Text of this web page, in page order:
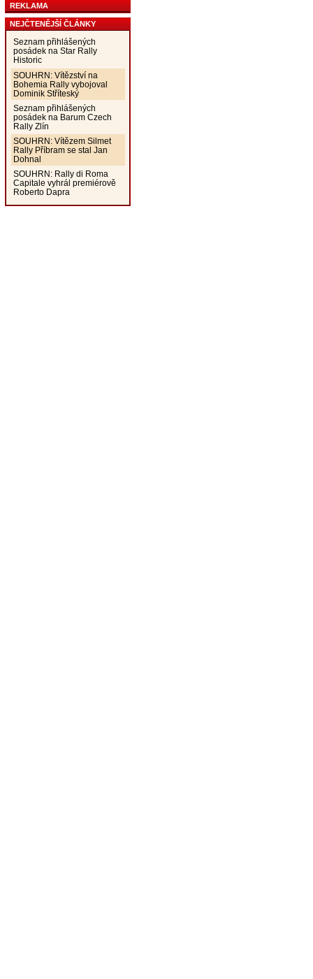
REKLAMA
NEJČTENĚJŠÍ ČLÁNKY
Seznam přihlášených
posádek na Star Rally
Historic
SOUHRN: Vítězství na
Bohemia Rally vybojoval
Dominik Stříteský
Seznam přihlášených
posádek na Barum Czech
Rally Zlín
SOUHRN: Vítězem Silmet
Rally Příbram se stal Jan
Dohnal
SOUHRN: Rally di Roma
Capitale vyhrál premiérově
Roberto Dapra